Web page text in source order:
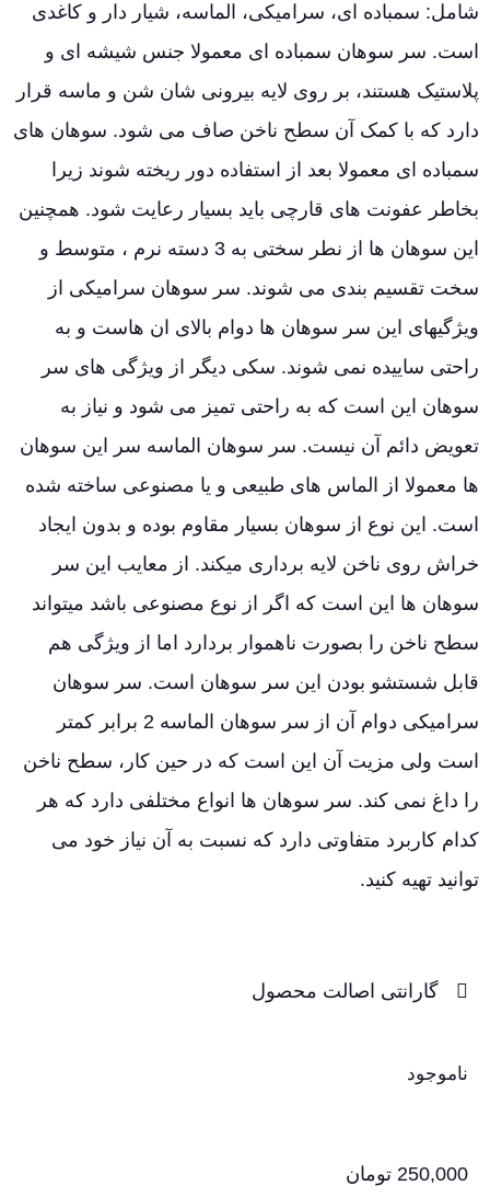
شامل: سمباده ای، سرامیکی، الماسه، شیار دار و کاغدی
است. سر سوهان سمباده ای معمولا جنس شیشه ای و
پلاستیک هستند، بر روی لایه بیرونی شان شن و ماسه قرار
دارد که با کمک آن سطح ناخن صاف می شود. سوهان های
سمباده ای معمولا بعد از استفاده دور ریخته شوند زیرا
بخاطر عفونت های قارچی باید بسیار رعایت شود. همچنین
این سوهان ها از نطر سختی به 3 دسته نرم ، متوسط و
سخت تقسیم بندی می شوند. سر سوهان سرامیکی از
ویژگیهای این سر سوهان ها دوام بالای ان هاست و به
راحتی ساییده نمی شوند. سکی دیگر از ویژگی های سر
سوهان این است که به راحتی تمیز می شود و نیاز به
تعویض دائم آن نیست. سر سوهان الماسه سر این سوهان
ها معمولا از الماس های طبیعی و یا مصنوعی ساخته شده
است. این نوع از سوهان بسیار مقاوم بوده و بدون ایجاد
خراش روی ناخن لایه برداری میکند. از معایب این سر
سوهان ها این است که اگر از نوع مصنوعی باشد میتواند
سطح ناخن را بصورت ناهموار بردارد اما از ویژگی هم
قابل شستشو بودن این سر سوهان است. سر سوهان
سرامیکی دوام آن از سر سوهان الماسه 2 برابر کمتر
است ولی مزیت آن این است که در حین کار، سطح ناخن
را داغ نمی کند. سر سوهان ها انواع مختلفی دارد که هر
کدام کاربرد متفاوتی دارد که نسبت به آن نیاز خود می
توانید تهیه کنید.
گارانتی اصالت محصول
ناموجود
250,000 تومان